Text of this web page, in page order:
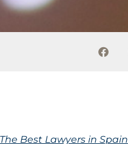
The Best Lawyers in Spain